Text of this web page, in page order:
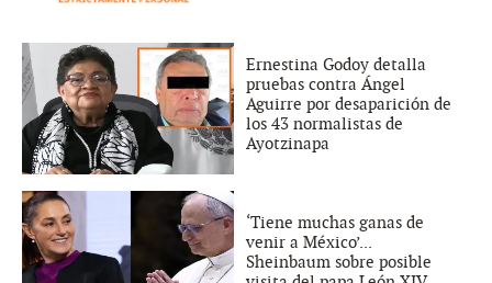
Ernestina Godoy detalla
pruebas contra Ángel
Aguirre por desaparición de
los 43 normalistas de
Ayotzinapa
‘Tiene muchas ganas de
venir a México’...
Sheinbaum sobre posible